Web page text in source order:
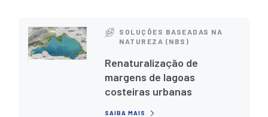
SOLUÇÕES BASEADAS NA
NATUREZA (NBS)
Renaturalização de
margens de lagoas
costeiras urbanas
SAIBA MAIS